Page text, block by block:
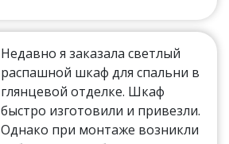
Недавно я заказала светлый
распашной шкаф для спальни в
глянцевой отделке. Шкаф
быстро изготовили и привезли.
Однако при монтаже возникли